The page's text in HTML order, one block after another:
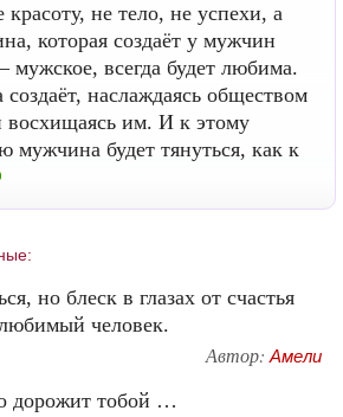
не тело, не успехи, а
которая создаёт у мужчин
мужское, всегда будет любима.
создаёт, наслаждаясь обществом
восхищаясь им. И к этому
мужчина будет тянуться, как к
но блеск в глазах от счастья
человек.
Автор: Амели
дорожит тобой …